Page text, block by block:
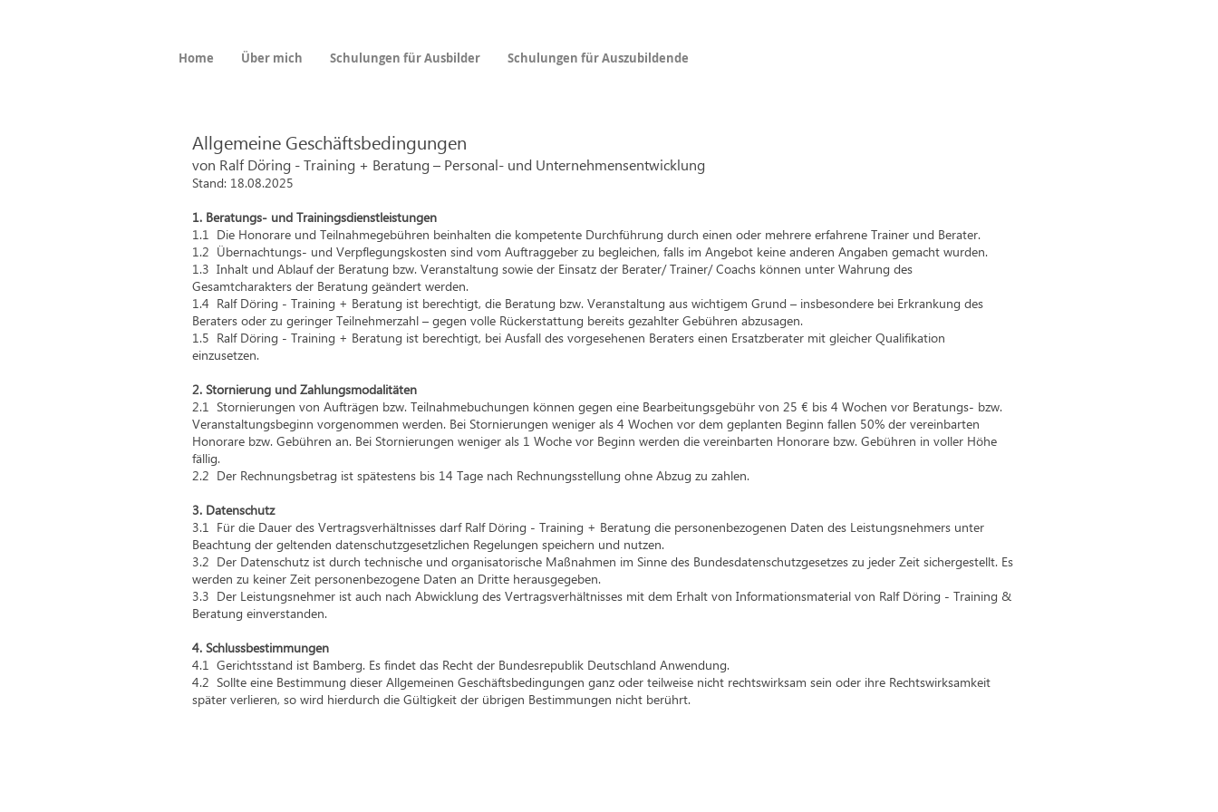
Home Über mich Schulungen für Ausbilder Schulungen für Auszubildende
Allgemeine Geschäftsbedingungen
von Ralf Döring - Training + Beratung – Personal- und Unternehmensentwicklung
Stand: 18.08.2025
1. Beratungs- und Trainingsdienstleistungen
1.1 Die Honorare und Teilnahmegebühren beinhalten die kompetente Durchführung durch einen oder mehrere erfahrene Trainer und Berater.
1.2 Übernachtungs- und Verpflegungskosten sind vom Auftraggeber zu begleichen, falls im Angebot keine anderen Angaben gemacht wurden.
1.3 Inhalt und Ablauf der Beratung bzw. Veranstaltung sowie der Einsatz der Berater/ Trainer/ Coachs können unter Wahrung des
Gesamtcharakters der Beratung geändert werden.
1.4 Ralf Döring - Training + Beratung ist berechtigt, die Beratung bzw. Veranstaltung aus wichtigem Grund – insbesondere bei Erkrankung des
Beraters oder zu geringer Teilnehmerzahl – gegen volle Rückerstattung bereits gezahlter Gebühren abzusagen.
1.5 Ralf Döring - Training + Beratung ist berechtigt, bei Ausfall des vorgesehenen Beraters einen Ersatzberater mit gleicher Qualifikation
einzusetzen.
2. Stornierung und Zahlungsmodalitäten
2.1 Stornierungen von Aufträgen bzw. Teilnahmebuchungen können gegen eine Bearbeitungsgebühr von 25 € bis 4 Wochen vor Beratungs- bzw.
Veranstaltungsbeginn vorgenommen werden. Bei Stornierungen weniger als 4 Wochen vor dem geplanten Beginn fallen 50% der vereinbarten
Honorare bzw. Gebühren an. Bei Stornierungen weniger als 1 Woche vor Beginn werden die vereinbarten Honorare bzw. Gebühren in voller Höhe
fällig.
2.2 Der Rechnungsbetrag ist spätestens bis 14 Tage nach Rechnungsstellung ohne Abzug zu zahlen.
3. Datenschutz
3.1 Für die Dauer des Vertragsverhältnisses darf Ralf Döring - Training + Beratung die personenbezogenen Daten des Leistungsnehmers unter
Beachtung der geltenden datenschutzgesetzlichen Regelungen speichern und nutzen.
3.2 Der Datenschutz ist durch technische und organisatorische Maßnahmen im Sinne des Bundesdatenschutzgesetzes zu jeder Zeit sichergestellt. Es
werden zu keiner Zeit personenbezogene Daten an Dritte herausgegeben.
3.3 Der Leistungsnehmer ist auch nach Abwicklung des Vertragsverhältnisses mit dem Erhalt von Informationsmaterial von Ralf Döring - Training &
Beratung einverstanden.
4. Schlussbestimmungen
4.1 Gerichtsstand ist Bamberg. Es findet das Recht der Bundesrepublik Deutschland Anwendung.
4.2 Sollte eine Bestimmung dieser Allgemeinen Geschäftsbedingungen ganz oder teilweise nicht rechtswirksam sein oder ihre Rechtswirksamkeit
später verlieren, so wird hierdurch die Gültigkeit der übrigen Bestimmungen nicht berührt.